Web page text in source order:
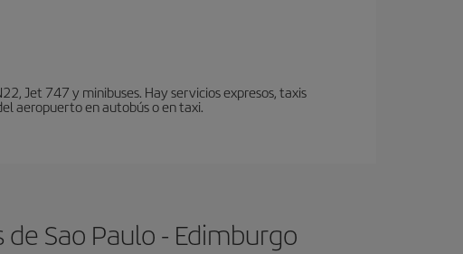
Jet 747 y minibuses. Hay servicios expresos, taxis
aeropuerto en autobús o en taxi.
Sao Paulo - Edimburgo